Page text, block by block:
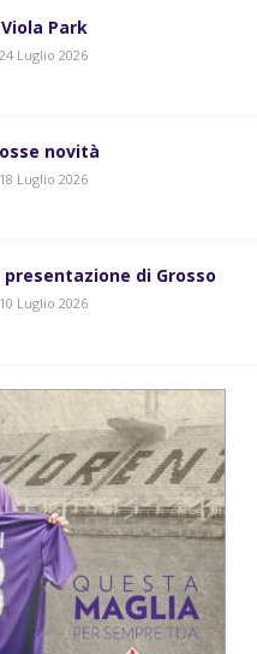
Park
24 Luglio 2026
novità
18 Luglio 2026
presentazione di Grosso
10 Luglio 2026